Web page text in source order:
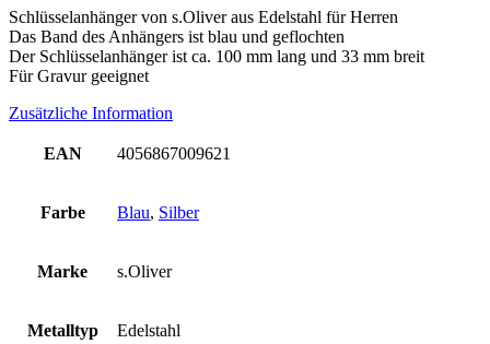
Schlüsselanhänger von s.Oliver aus Edelstahl für Herren
Das Band des Anhängers ist blau und geflochten
Der Schlüsselanhänger ist ca. 100 mm lang und 33 mm breit
Für Gravur geeignet
Zusätzliche Information
EAN 4056867009621
Farbe Blau, Silber
Marke s.Oliver
Metalltyp Edelstahl